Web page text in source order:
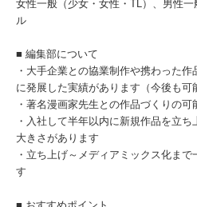
女性一般（少女・女性・TL）、男性
ル
■ 編集部について
・大手企業との協業制作や携わった
に発展した実績があります（今後も可
・著名漫画家先生との作品づくりの可
・入社して半年以内に新規作品を立
大きさがあります
・立ち上げ～メディアミックス化ま
す